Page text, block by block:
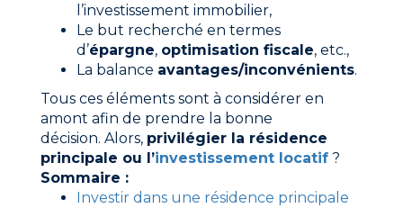
l’investissement immobilier,
Le but recherché en termes
d’épargne, optimisation fiscale, etc.,
La balance avantages/inconvénients.
Tous ces éléments sont à considérer en
amont afin de prendre la bonne
décision. Alors, privilégier la résidence
principale ou l’investissement locatif ?
Sommaire :
Investir dans une résidence principale